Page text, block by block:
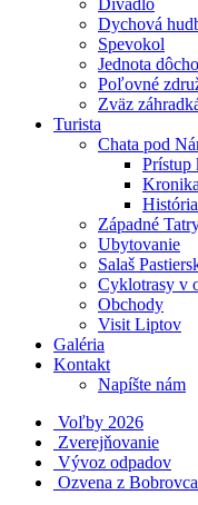
Divadlo
Dychová
Spevokol
Jednota
Poľovné
Zväz
Turista
Chata pod
Prístup
Západné
Ubytovanie
Salaš
Cyklotrasy v
Obchody
Visit Liptov
Galéria
Kontakt
Napíšte nám
Voľby 2026
Zverejňovanie
Vývoz odpadov
Ozvena z Bobrovca